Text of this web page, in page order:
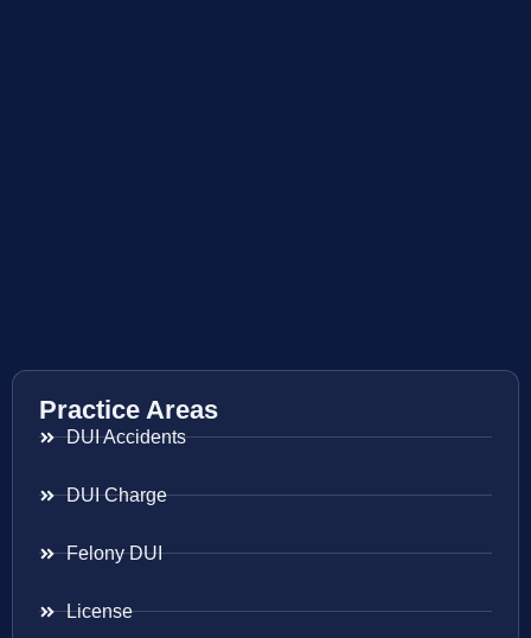
Practice Areas
DUI Accidents
DUI Charge
Felony DUI
License